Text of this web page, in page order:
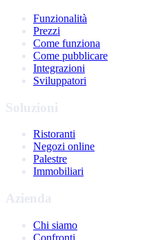
Funzionalità
Prezzi
Come funziona
Come pubblicare
Integrazioni
Sviluppatori
Soluzioni
Ristoranti
Negozi online
Palestre
Immobiliari
Azienda
Chi siamo
Confronti